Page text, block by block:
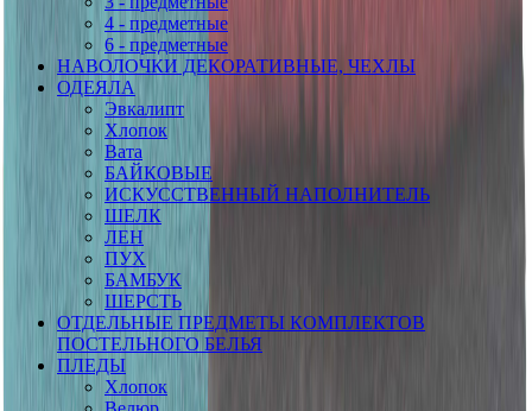
4 - предметные
6 - предметные
НАВОЛОЧКИ ДЕКОРАТИВНЫЕ, ЧЕХЛЫ
ОДЕЯЛА
Эвкалипт
Хлопок
Вата
БАЙКОВЫЕ
ИСКУССТВЕННЫЙ НАПОЛНИТЕЛЬ
ШЕЛК
ЛЕН
ПУХ
БАМБУК
ШЕРСТЬ
ОТДЕЛЬНЫЕ ПРЕДМЕТЫ КОМПЛЕКТОВ
ПОСТЕЛЬНОГО БЕЛЬЯ
ПЛЕДЫ
Хлопок